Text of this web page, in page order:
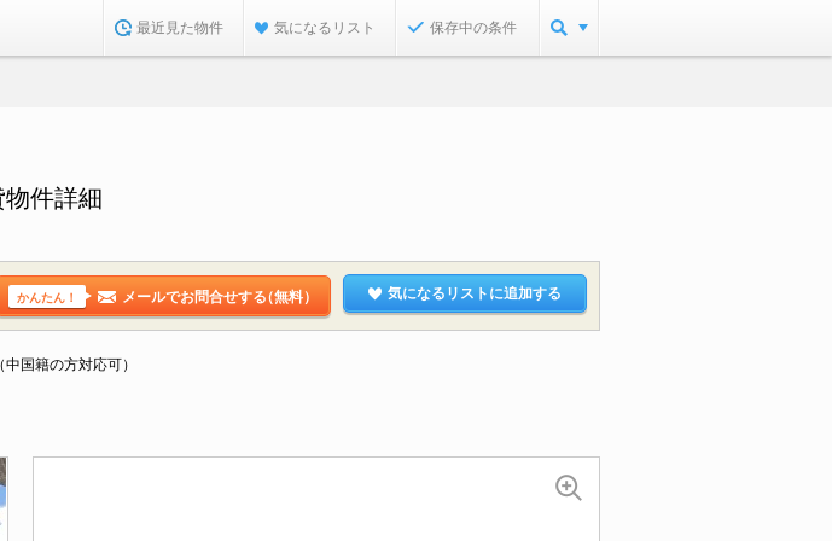
最近見た物件 気になるリスト 保存中の条件
件詳細
かんたん！ メールでお問合せする（無料） 気になるリストに追加する
国籍の方対応可）